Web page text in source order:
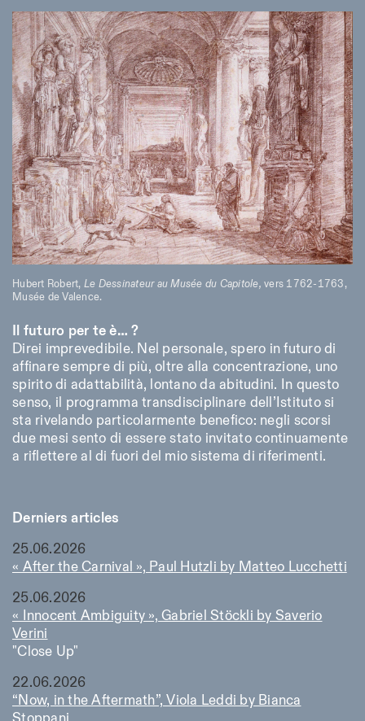
Hubert Robert, Le Dessinateur au Musée du Capitole, vers 1762-1763,
Musée de Valence.
Il futuro per te è… ?
Direi imprevedibile. Nel personale, spero in futuro di
affinare sempre di più, oltre alla concentrazione, uno
spirito di adattabilità, lontano da abitudini. In questo
senso, il programma transdisciplinare dell’Istituto si
sta rivelando particolarmente benefico: negli scorsi
due mesi sento di essere stato invitato continuamente
a riflettere al di fuori del mio sistema di riferimenti.
Derniers articles
25.06.2026
« After the Carnival », Paul Hutzli by Matteo Lucchetti
25.06.2026
« Innocent Ambiguity », Gabriel Stöckli by Saverio
Verini
"Close Up"
22.06.2026
“Now, in the Aftermath”, Viola Leddi by Bianca